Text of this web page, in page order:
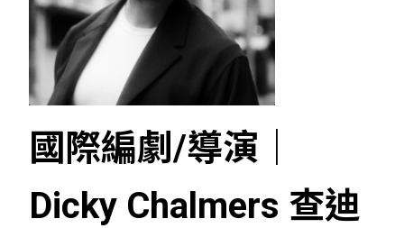
國際編劇/導演｜
Dicky Chalmers 查迪